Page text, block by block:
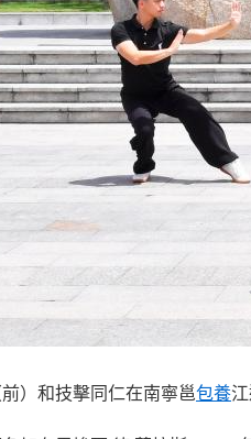
）和技擊同仁在南寧邕包養